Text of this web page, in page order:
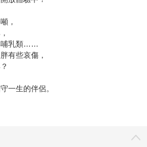
，
哺乳類……
有些哀傷，
一生的伴侶。